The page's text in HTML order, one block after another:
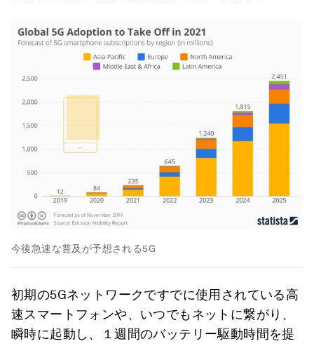
今後急速な普及が予想される5G
初期の5Gネットワークですでに使用されている高
速スマートフォンや、いつでもネットに繋がり、
瞬時に起動し、１週間のバッテリー駆動時間を提